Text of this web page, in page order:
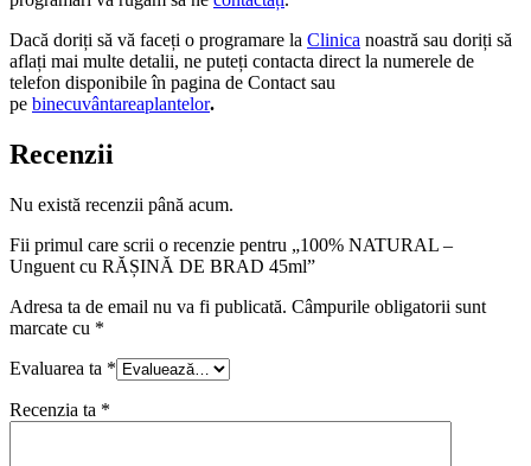
Dacă doriți să vă faceți o programare la Clinica noastră sau doriți să
aflați mai multe detalii, ne puteți contacta direct la numerele de
telefon disponibile în pagina de Contact sau
pe binecuvântareaplantelor.
Recenzii
Nu există recenzii până acum.
Fii primul care scrii o recenzie pentru „100% NATURAL –
Unguent cu RĂȘINĂ DE BRAD 45ml”
Adresa ta de email nu va fi publicată. Câmpurile obligatorii sunt
marcate cu *
Evaluarea ta *
Recenzia ta *